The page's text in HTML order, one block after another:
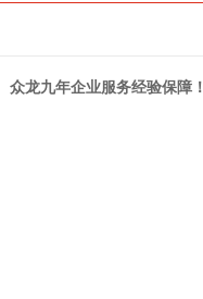
众龙九年企业服务经验保障！